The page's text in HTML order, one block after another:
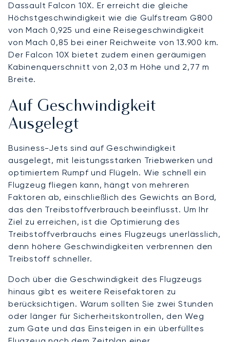
Dassault Falcon 10X. Er erreicht die gleiche
Höchstgeschwindigkeit wie die Gulfstream G800
von Mach 0,925 und eine Reisegeschwindigkeit
von Mach 0,85 bei einer Reichweite von 13.900 km.
Der Falcon 10X bietet zudem einen geräumigen
Kabinenquerschnitt von 2,03 m Höhe und 2,77 m
Breite.
Auf Geschwindigkeit
Ausgelegt
Business-Jets sind auf Geschwindigkeit
ausgelegt, mit leistungsstarken Triebwerken und
optimiertem Rumpf und Flügeln. Wie schnell ein
Flugzeug fliegen kann, hängt von mehreren
Faktoren ab, einschließlich des Gewichts an Bord,
das den Treibstoffverbrauch beeinflusst. Um Ihr
Ziel zu erreichen, ist die Optimierung des
Treibstoffverbrauchs eines Flugzeugs unerlässlich,
denn höhere Geschwindigkeiten verbrennen den
Treibstoff schneller.
Doch über die Geschwindigkeit des Flugzeugs
hinaus gibt es weitere Reisefaktoren zu
berücksichtigen. Warum sollten Sie zwei Stunden
oder länger für Sicherheitskontrollen, den Weg
zum Gate und das Einsteigen in ein überfülltes